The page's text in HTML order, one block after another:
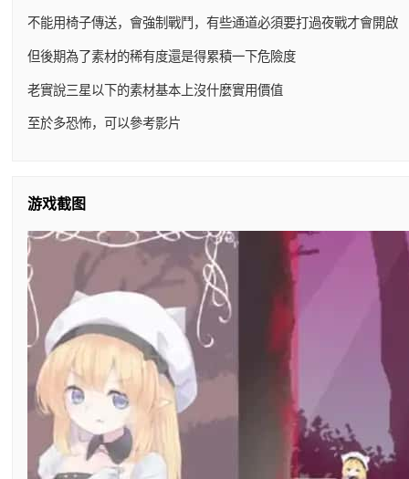
不能用椅子傳送，會強制戰鬥，有些通道必須要打過夜戰才會開啟
但後期為了素材的稀有度還是得累積一下危險度
老實說三星以下的素材基本上沒什麼實用價值
至於多恐怖，可以參考影片
游戏截图